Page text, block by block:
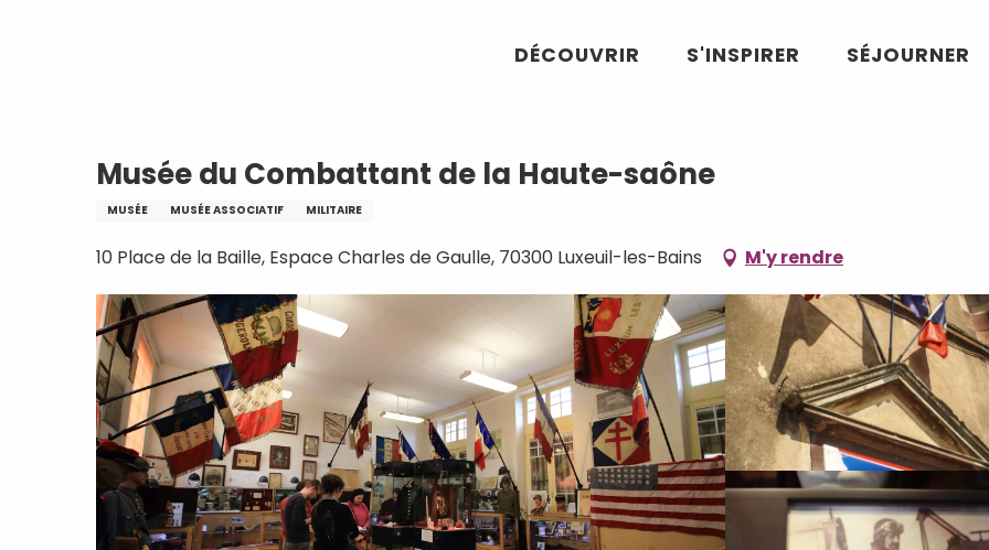
DÉCOUVRIR S'INSPIRER SÉJOURNER
Musée du Combattant de la Haute-saône
MUSÉE MUSÉE ASSOCIATIF MILITAIRE
10 Place de la Baille, Espace Charles de Gaulle, 70300 Luxeuil-les-Bains M'y rendre